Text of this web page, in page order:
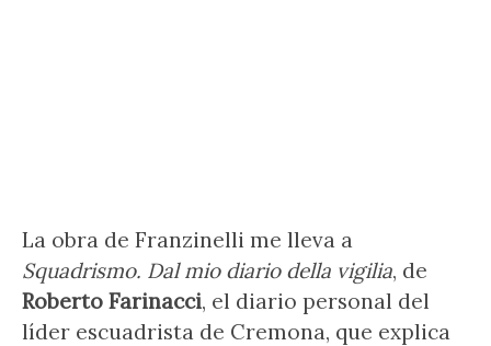
La obra de Franzinelli me lleva a
Squadrismo. Dal mio diario della vigilia, de
Roberto Farinacci, el diario personal del
líder escuadrista de Cremona, que explica